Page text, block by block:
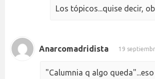
Los tópicos...quise decir,
Anarcomadridista 19
"Calumnia q algo